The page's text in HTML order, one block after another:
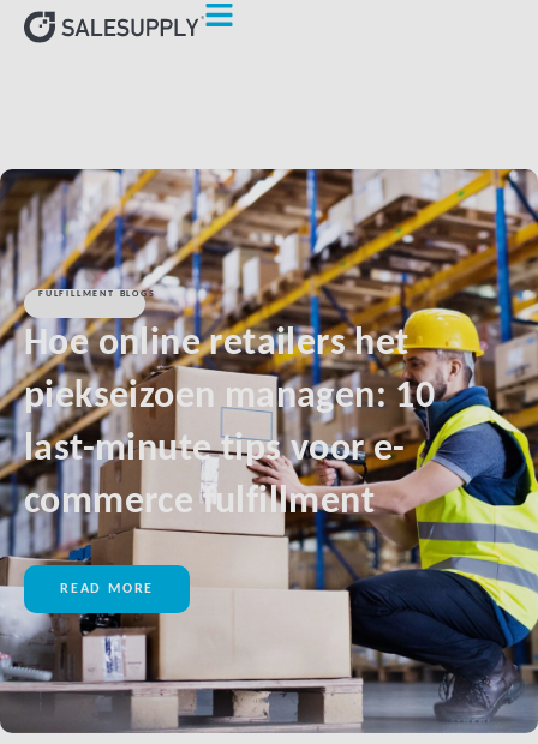
FULFILLMENT BLOGS
Hoe online retailers het
piekseizoen managen: 10
last-minute tips voor e-
commerce fulfillment
READ MORE